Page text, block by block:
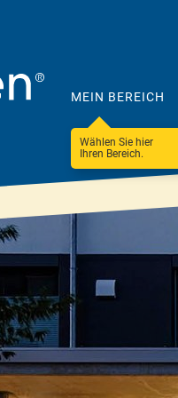
MEIN BEREICH
Wählen Sie hier
Ihren Bereich.
Produkte
&
Lösungen
Flachdach